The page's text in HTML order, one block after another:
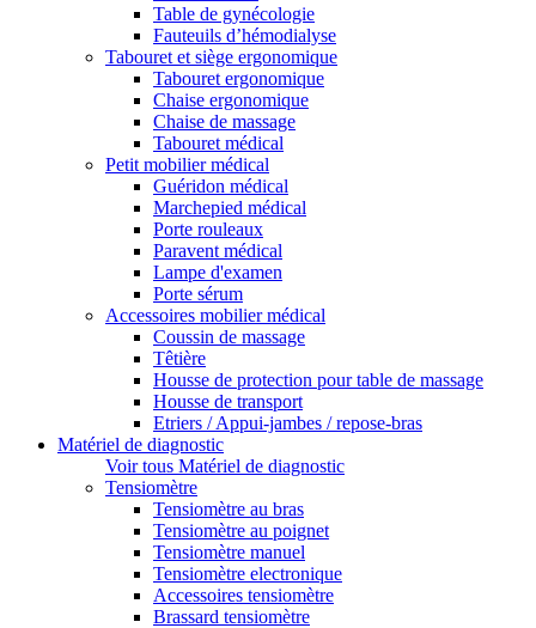
Table de gynécologie
Fauteuils d’hémodialyse
Tabouret et siège ergonomique
Tabouret ergonomique
Chaise ergonomique
Chaise de massage
Tabouret médical
Petit mobilier médical
Guéridon médical
Marchepied médical
Porte rouleaux
Paravent médical
Lampe d'examen
Porte sérum
Accessoires mobilier médical
Coussin de massage
Têtière
Housse de protection pour table de massage
Housse de transport
Etriers / Appui-jambes / repose-bras
Matériel de diagnostic
Voir tous Matériel de diagnostic
Tensiomètre
Tensiomètre au bras
Tensiomètre au poignet
Tensiomètre manuel
Tensiomètre electronique
Accessoires tensiomètre
Brassard tensiomètre